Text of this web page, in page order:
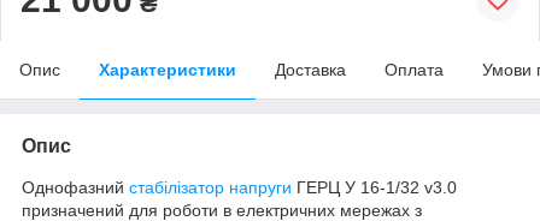
Опис Характеристики Доставка Оплата Умови
Опис
Однофазний стабілізатор напруги ГЕРЦ У 16-1/32 v3.0
призначений для роботи в електричних мережах з